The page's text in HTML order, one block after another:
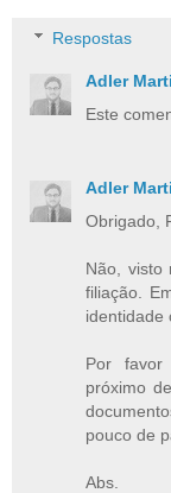
Respostas
Adler
Este
Adler
Obrigado,
Não, visto
filiação.
identidade
Por
próximo
pouco de
Abs.